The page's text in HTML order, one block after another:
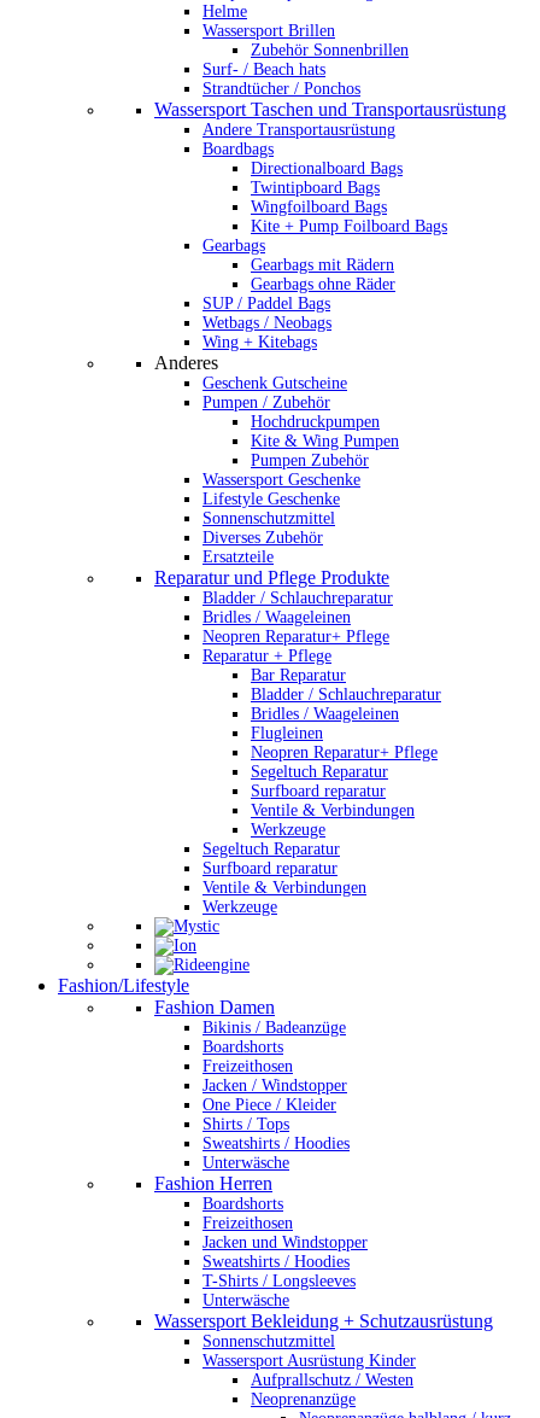
Helme
Wassersport Brillen
Zubehör Sonnenbrillen
Surf- / Beach hats
Strandtücher / Ponchos
Wassersport Taschen und Transportausrüstung
Andere Transportausrüstung
Boardbags
Directionalboard Bags
Twintipboard Bags
Wingfoilboard Bags
Kite + Pump Foilboard Bags
Gearbags
Gearbags mit Rädern
Gearbags ohne Räder
SUP / Paddel Bags
Wetbags / Neobags
Wing + Kitebags
Anderes
Geschenk Gutscheine
Pumpen / Zubehör
Hochdruckpumpen
Kite & Wing Pumpen
Pumpen Zubehör
Wassersport Geschenke
Lifestyle Geschenke
Sonnenschutzmittel
Diverses Zubehör
Ersatzteile
Reparatur und Pflege Produkte
Bladder / Schlauchreparatur
Bridles / Waageleinen
Neopren Reparatur+ Pflege
Reparatur + Pflege
Bar Reparatur
Bladder / Schlauchreparatur
Bridles / Waageleinen
Flugleinen
Neopren Reparatur+ Pflege
Segeltuch Reparatur
Surfboard reparatur
Ventile & Verbindungen
Werkzeuge
Segeltuch Reparatur
Surfboard reparatur
Ventile & Verbindungen
Werkzeuge
Fashion/Lifestyle
Fashion Damen
Bikinis / Badeanzüge
Boardshorts
Freizeithosen
Jacken / Windstopper
One Piece / Kleider
Shirts / Tops
Sweatshirts / Hoodies
Unterwäsche
Fashion Herren
Boardshorts
Freizeithosen
Jacken und Windstopper
Sweatshirts / Hoodies
T-Shirts / Longsleeves
Unterwäsche
Wassersport Bekleidung + Schutzausrüstung
Sonnenschutzmittel
Wassersport Ausrüstung Kinder
Aufprallschutz / Westen
Neoprenanzüge